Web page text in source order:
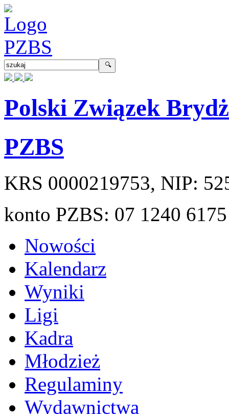
Polski Związek
PZBS
KRS 0000219753, NIP:
konto PZBS: 07 1240
Nowości
Kalendarz
Wyniki
Ligi
Kadra
Młodzież
Regulaminy
Wydawnictwa